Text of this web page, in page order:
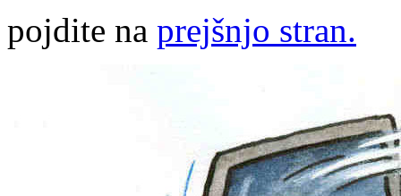
pojdite na prejšnjo stran.